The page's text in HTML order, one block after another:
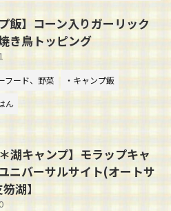
飯】コーン入りガーリック
き鳥トッピング
フード、野菜
・キャンプ飯
ん
＊湖キャンプ】モラップキャ
ニバーサルサイト(オートサ
湖】